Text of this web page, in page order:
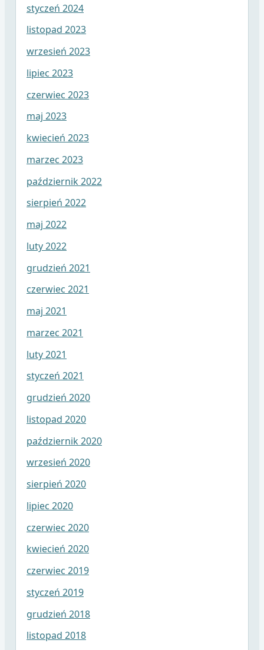
styczeń 2024
listopad 2023
wrzesień 2023
lipiec 2023
czerwiec 2023
maj 2023
kwiecień 2023
marzec 2023
październik 2022
sierpień 2022
maj 2022
luty 2022
grudzień 2021
czerwiec 2021
maj 2021
marzec 2021
luty 2021
styczeń 2021
grudzień 2020
listopad 2020
październik 2020
wrzesień 2020
sierpień 2020
lipiec 2020
czerwiec 2020
kwiecień 2020
czerwiec 2019
styczeń 2019
grudzień 2018
listopad 2018